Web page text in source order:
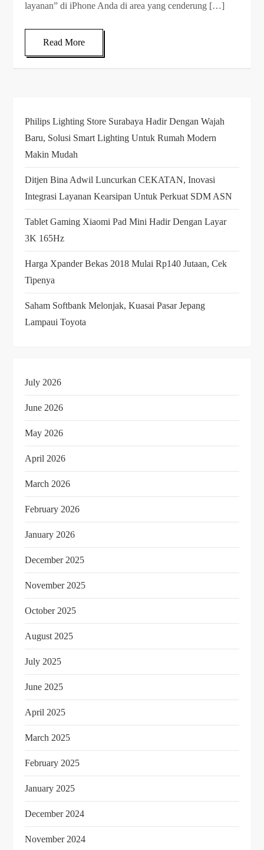
layanan” di iPhone Anda di area yang cenderung […]
Read More
Philips Lighting Store Surabaya Hadir Dengan Wajah
Baru, Solusi Smart Lighting Untuk Rumah Modern
Makin Mudah
Ditjen Bina Adwil Luncurkan CEKATAN, Inovasi
Integrasi Layanan Kearsipan Untuk Perkuat SDM ASN
Tablet Gaming Xiaomi Pad Mini Hadir Dengan Layar
3K 165Hz
Harga Xpander Bekas 2018 Mulai Rp140 Jutaan, Cek
Tipenya
Saham Softbank Melonjak, Kuasai Pasar Jepang
Lampaui Toyota
July 2026
June 2026
May 2026
April 2026
March 2026
February 2026
January 2026
December 2025
November 2025
October 2025
August 2025
July 2025
June 2025
April 2025
March 2025
February 2025
January 2025
December 2024
November 2024